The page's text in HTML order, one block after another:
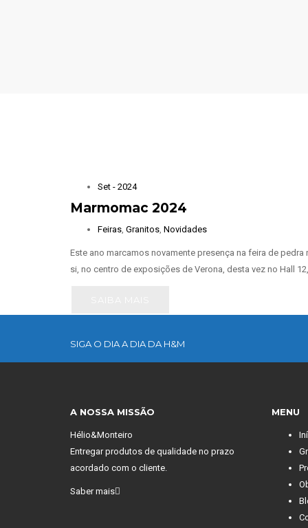
Set - 2024
Marmomac 2024
Feiras, Granitos, Novidades
Este ano marcamos novamente presença na feira de
si, no centro de exposições de Verona, desta vez no Hall
SIGA O DIA A DIA DA H&M
A NOSSA MISSÃO
Hélio&Monteiro
Entregar produtos de qualidade no prazo
acordado com o cliente.
Saber mais
MENU